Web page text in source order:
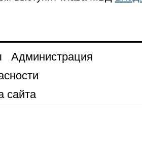
Администрация
сайта